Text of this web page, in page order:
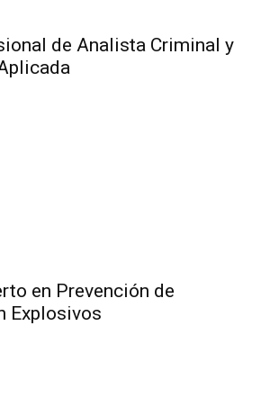
de Analista Criminal y
en Prevención de
Explosivos